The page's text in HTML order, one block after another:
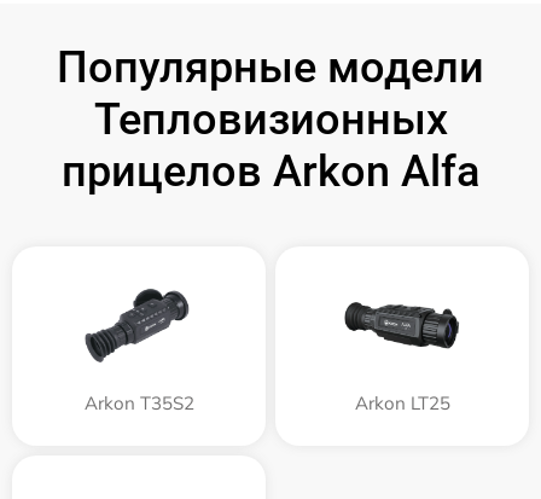
Популярные модели
Тепловизионных
прицелов Arkon Alfa
Arkon T35S2 Arkon LT25